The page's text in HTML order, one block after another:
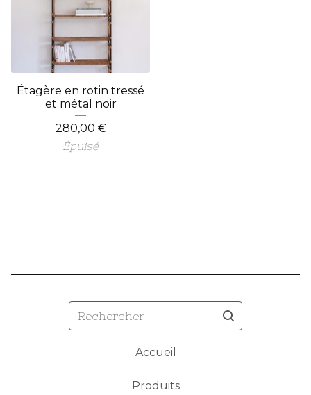
Étagère en rotin tressé
et métal noir
280,00 €
Épuisé
Rechercher
Accueil
Produits